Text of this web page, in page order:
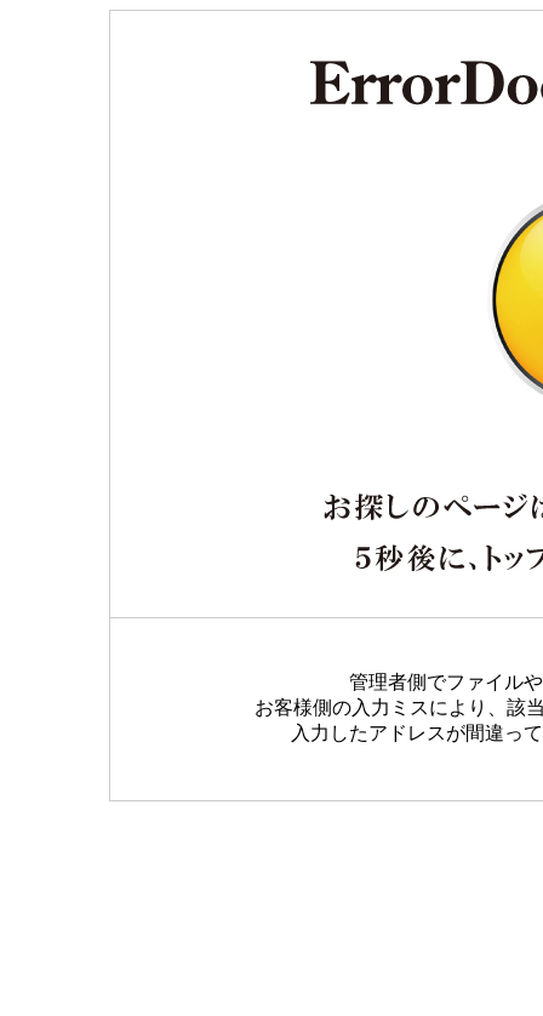
管理者側でファイル
お客様側の入力ミスにより、該
入力したアドレスが間違っ